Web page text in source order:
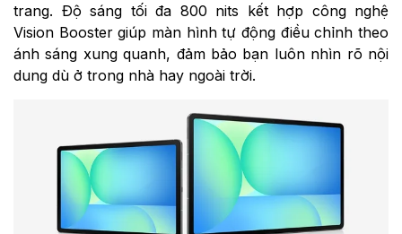
trang. Độ sáng tối đa 800 nits kết hợp công nghệ
Vision Booster giúp màn hình tự động điều chỉnh theo
ánh sáng xung quanh, đảm bảo bạn luôn nhìn rõ nội
dung dù ở trong nhà hay ngoài trời.